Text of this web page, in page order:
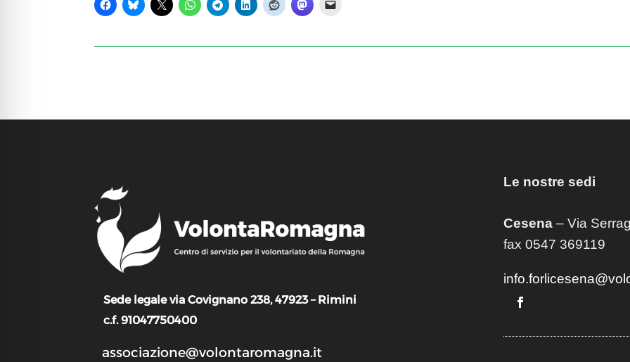
Sede legale via Covignano 238, 47923 – Rimini
c.f. 91047750400
associazione@volontaromagna.it
Le nostre sedi
Cesena– Via
fax 0547 369119